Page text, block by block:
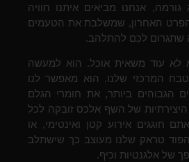
גורמה, אנחנו מביאים איתנו חוויה
האחרון, שמשלבת את הטעמים
שתגרום לכם להתלהב.
לא עוד משאית אוכל. הוא למעשה
המרכזי שלנו. הוא מאפשר לנו
הגבוהים ביותר, את חומרי הגלם
היצירתיות של השף אלכס זובקה לכל
חוגגים אירוע קטן ואינטימי, או
טראק שלנו מעוצב כך שישתלב
של אלגנטיות וכיף.